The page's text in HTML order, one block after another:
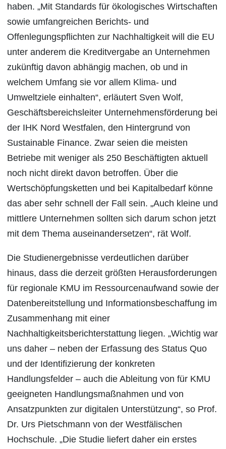
haben. „Mit Standards für ökologisches Wirtschaften
sowie umfangreichen Berichts- und
Offenlegungspflichten zur Nachhaltigkeit will die EU
unter anderem die Kreditvergabe an Unternehmen
zukünftig davon abhängig machen, ob und in
welchem Umfang sie vor allem Klima- und
Umweltziele einhalten“, erläutert Sven Wolf,
Geschäftsbereichsleiter Unternehmensförderung bei
der IHK Nord Westfalen, den Hintergrund von
Sustainable Finance. Zwar seien die meisten
Betriebe mit weniger als 250 Beschäftigten aktuell
noch nicht direkt davon betroffen. Über die
Wertschöpfungsketten und bei Kapitalbedarf könne
das aber sehr schnell der Fall sein. „Auch kleine und
mittlere Unternehmen sollten sich darum schon jetzt
mit dem Thema auseinandersetzen“, rät Wolf.
Die Studienergebnisse verdeutlichen darüber
hinaus, dass die derzeit größten Herausforderungen
für regionale KMU im Ressourcenaufwand sowie der
Datenbereitstellung und Informationsbeschaffung im
Zusammenhang mit einer
Nachhaltigkeitsberichterstattung liegen. „Wichtig war
uns daher – neben der Erfassung des Status Quo
und der Identifizierung der konkreten
Handlungsfelder – auch die Ableitung von für KMU
geeigneten Handlungsmaßnahmen und von
Ansatzpunkten zur digitalen Unterstützung“, so Prof.
Dr. Urs Pietschmann von der Westfälischen
Hochschule. „Die Studie liefert daher ein erstes